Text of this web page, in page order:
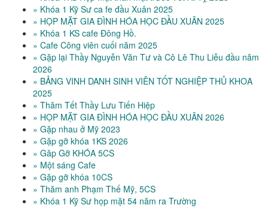
» Khóa 1 Kỹ Sư ca fe đầu Xuân 2025
» HỌP MẶT GIA ĐÌNH HÓA HỌC ĐẦU XUÂN 2025
» Khóa 1 KS cafe Đông Hồ.
» Cafe Công viên cuối năm 2025
» Gặp lại Thầy Nguyễn Văn Tư và Cô Lê Thu Liễu đầu năm
2026
» BẢNG VINH DANH SINH VIÊN TỐT NGHIỆP THỦ KHOA
2025
» Thăm Tết Thầy Lưu Tiến Hiệp
» HỌP MẶT GIA ĐÌNH HÓA HỌC ĐẦU XUÂN 2026
» Gặp nhau ở Mỹ 2023
» Gặp gỡ khóa 1KS 2026
» Găp Gỡ KHÓA 5CS
» Một sáng Cafe
» Gặp gỡ khóa 10CS
» Thăm anh Phạm Thế Mỹ, 5CS
» Khóa 1 Kỹ Sư họp mặt 54 năm ra Trường